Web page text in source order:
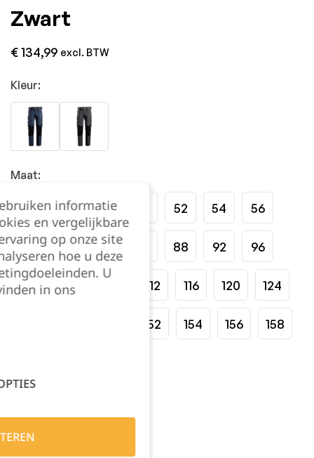
Zwart
€134,99 excl. BTW
Kleur:
Maat:
44 46 48 52 54 56
58 60 62 88 92 96
100 104 112 116 120 124
152 154 156 158
informatie
en vergelijkbare
op onze site
hoe u deze
U
in ons